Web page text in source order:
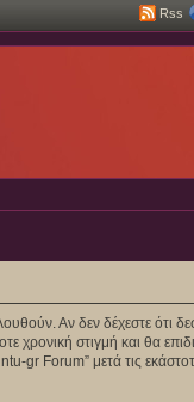
Rss
Αν δεν δέχεστε ότι
χρονική στιγμή και θα
Forum” μετά τις